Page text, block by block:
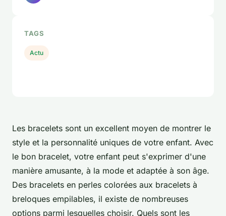
Les bracelets sont un excellent moyen de montrer le
style et la personnalité uniques de votre enfant. Avec
le bon bracelet, votre enfant peut s'exprimer d'une
manière amusante, à la mode et adaptée à son âge.
Des bracelets en perles colorées aux bracelets à
breloques empilables, il existe de nombreuses
options parmi lesquelles choisir. Quels sont les
TAGS
Actu